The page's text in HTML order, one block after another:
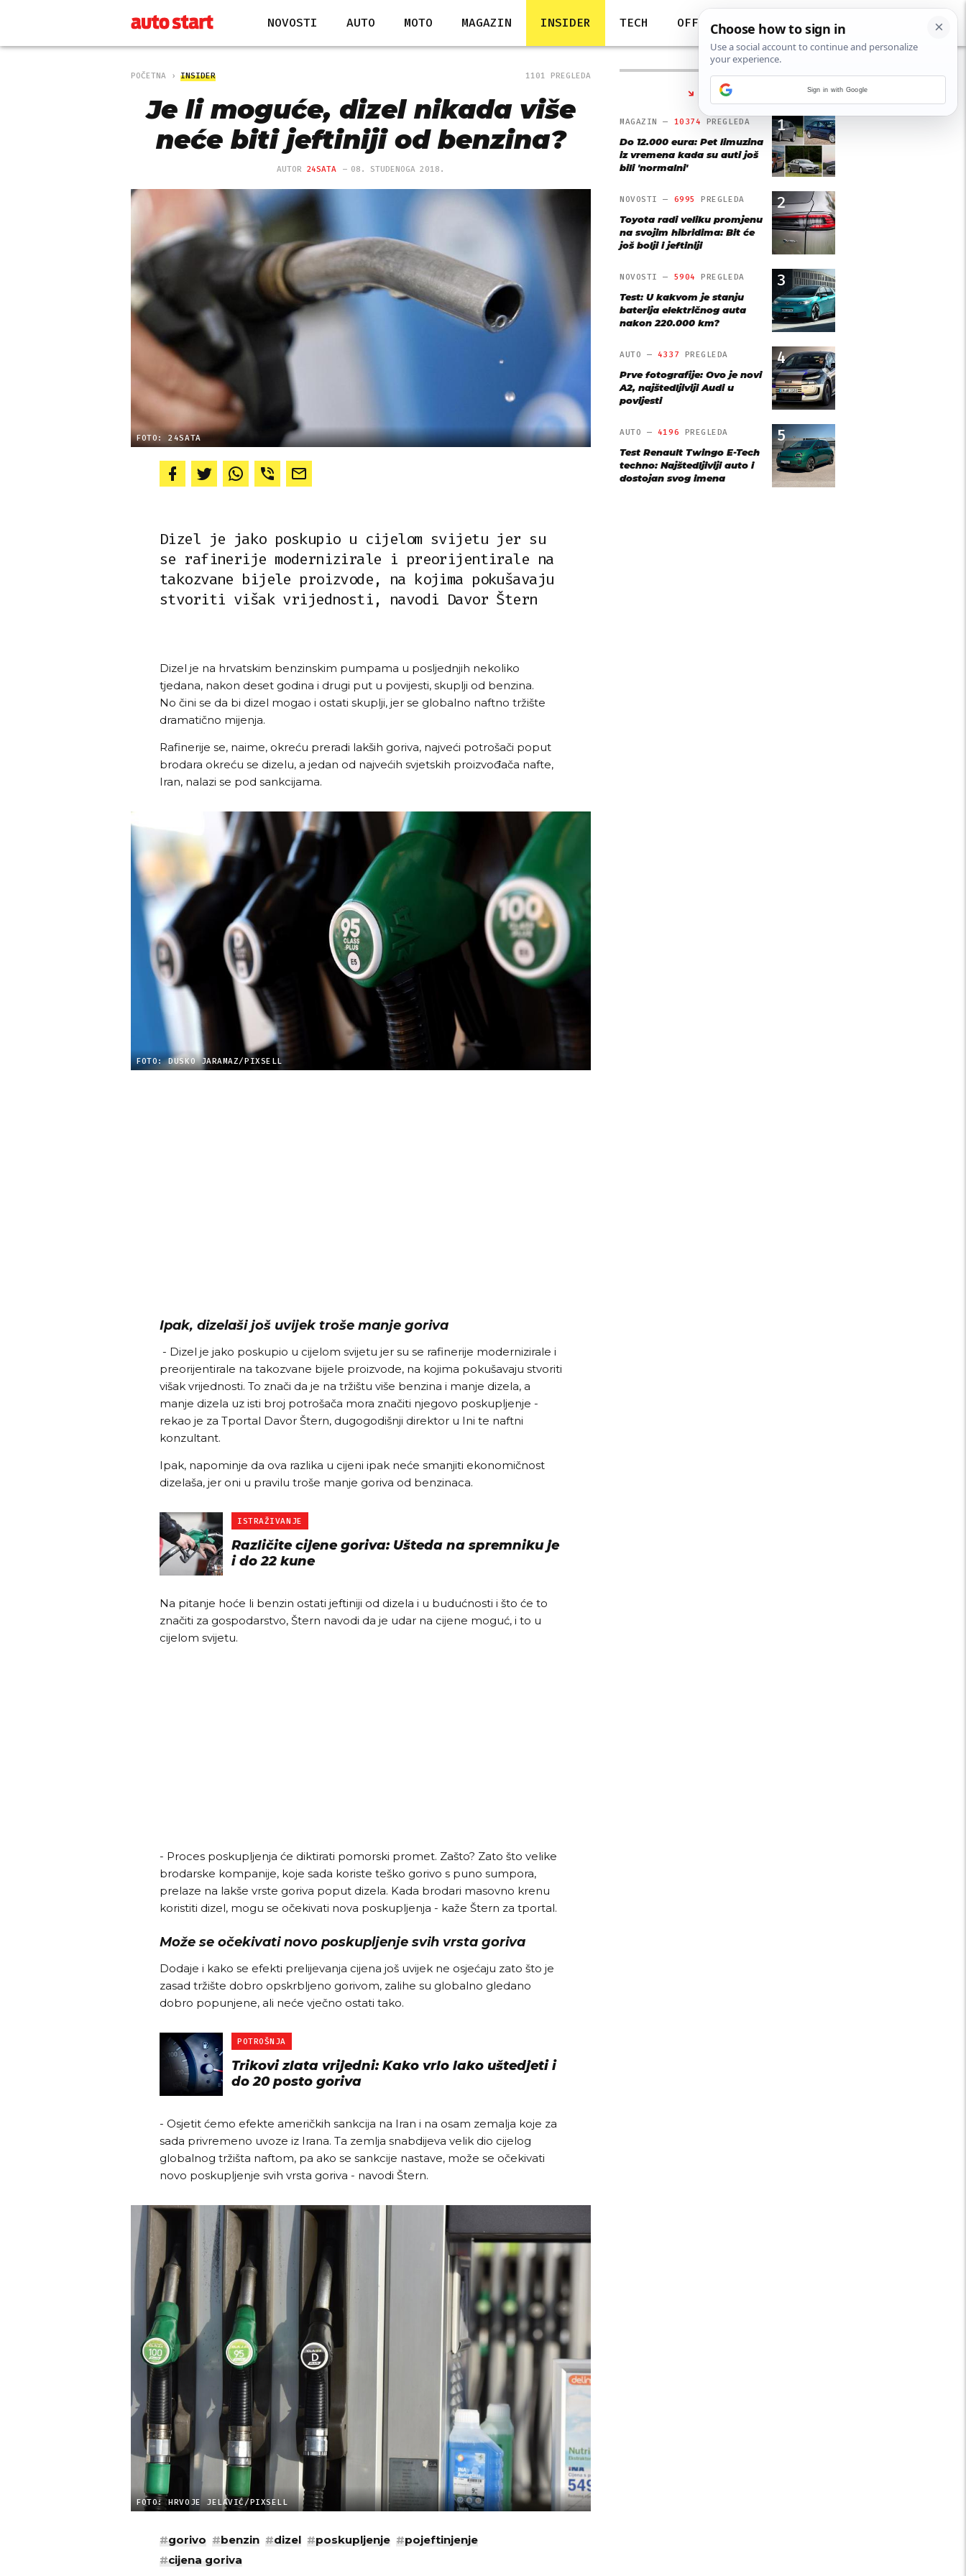
NOVOSTI AUTO MOTO MAGAZIN INSIDER TECH OFF
POČETNA INSIDER 1101 PREGLEDA
Je li moguće, dizel nikada više
neće biti jeftiniji od benzina?
AUTOR 24SATA 08. STUDENOGA 2018.
FOTO: 24SATA
Dizel je jako poskupio u cijelom svijetu jer su
se rafinerije modernizirale i preorijentirale na
takozvane bijele proizvode, na kojima pokušavaju
stvoriti višak vrijednosti, navodi Davor Štern
Dizel je na hrvatskim benzinskim pumpama u posljednjih nekoliko
tjedana, nakon deset godina i drugi put u povijesti, skuplji od benzina.
No čini se da bi dizel mogao i ostati skuplji, jer se globalno naftno tržište
dramatično mijenja.
Rafinerije se, naime, okreću preradi lakših goriva, najveći potrošači poput
brodara okreću se dizelu, a jedan od najvećih svjetskih proizvođača nafte,
Iran, nalazi se pod sankcijama.
FOTO: DUSKO JARAMAZ/PIXSELL
Ipak, dizelaši još uvijek troše manje goriva
- Dizel je jako poskupio u cijelom svijetu jer su se rafinerije modernizirale i
preorijentirale na takozvane bijele proizvode, na kojima pokušavaju stvoriti
višak vrijednosti. To znači da je na tržištu više benzina i manje dizela, a
manje dizela uz isti broj potrošača mora značiti njegovo poskupljenje -
rekao je za Tportal Davor Štern, dugogodišnji direktor u Ini te naftni
konzultant.
Ipak, napominje da ova razlika u cijeni ipak neće smanjiti ekonomičnost
dizelaša, jer oni u pravilu troše manje goriva od benzinaca.
ISTRAŽIVANJE
Različite cijene goriva: Ušteda na spremniku je
i do 22 kune
Na pitanje hoće li benzin ostati jeftiniji od dizela i u budućnosti i što će to
značiti za gospodarstvo, Štern navodi da je udar na cijene moguć, i to u
cijelom svijetu.
- Proces poskupljenja će diktirati pomorski promet. Zašto? Zato što velike
brodarske kompanije, koje sada koriste teško gorivo s puno sumpora,
prelaze na lakše vrste goriva poput dizela. Kada brodari masovno krenu
koristiti dizel, mogu se očekivati nova poskupljenja - kaže Štern za tportal.
Može se očekivati novo poskupljenje svih vrsta goriva
Dodaje i kako se efekti prelijevanja cijena još uvijek ne osjećaju zato što je
zasad tržište dobro opskrbljeno gorivom, zalihe su globalno gledano
dobro popunjene, ali neće vječno ostati tako.
POTROŠNJA
Trikovi zlata vrijedni: Kako vrlo lako uštedjeti i
do 20 posto goriva
- Osjetit ćemo efekte američkih sankcija na Iran i na osam zemalja koje za
sada privremeno uvoze iz Irana. Ta zemlja snabdijeva velik dio cijelog
globalnog tržišta naftom, pa ako se sankcije nastave, može se očekivati
novo poskupljenje svih vrsta goriva - navodi Štern.
FOTO: HRVOJE JELAVIĆ/PIXSELL
#gorivo #benzin #dizel #poskupljenje #pojeftinjenje
#cijena goriva
NAJČITANIJE
1
MAGAZIN — 10374 PREGLEDA
Do 12.000 eura: Pet limuzina
iz vremena kada su auti još
bili 'normalni'
2
NOVOSTI — 6995 PREGLEDA
Toyota radi veliku promjenu
na svojim hibridima: Bit će
još bolji i jeftiniji
3
NOVOSTI — 5904 PREGLEDA
Test: U kakvom je stanju
baterija električnog auta
nakon 220.000 km?
4
AUTO — 4337 PREGLEDA
Prve fotografije: Ovo je novi
A2, najštedljiviji Audi u
povijesti
5
AUTO — 4196 PREGLEDA
Test Renault Twingo E-Tech
techno: Najštedljiviji auto i
dostojan svog imena
Sign in with Google